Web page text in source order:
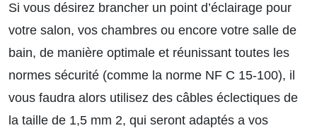
Si vous désirez brancher un point d’éclairage pour
votre salon, vos chambres ou encore votre salle de
bain, de manière optimale et réunissant toutes les
normes sécurité (comme la norme NF C 15-100), il
vous faudra alors utilisez des câbles éclectiques de
la taille de 1,5 mm 2, qui seront adaptés a vos